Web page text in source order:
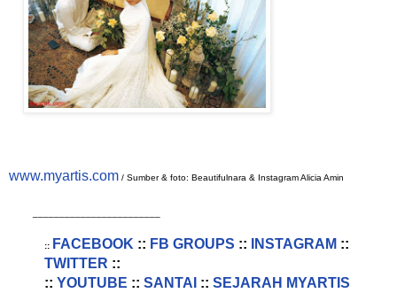
www.myartis.com / Sumber & foto: Beautifulnara & Instagram Alicia Amin
:: FACEBOOK :: FB GROUPS :: INSTAGRAM ::
TWITTER ::
:: YOUTUBE :: SANTAI :: SEJARAH MYARTIS